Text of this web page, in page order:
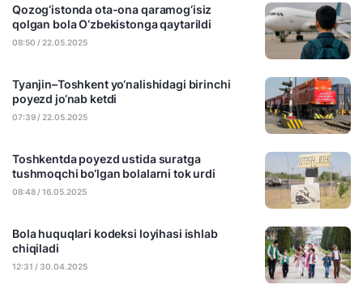
Qozog‘istonda ota-ona qaramog‘isiz
qolgan bola O‘zbekistonga qaytarildi
08:50 / 22.05.2025
Tyanjin–Toshkent yo‘nalishidagi birinchi
poyezd jo‘nab ketdi
07:39 / 22.05.2025
Toshkentda poyezd ustida suratga
tushmoqchi bo‘lgan bolalarni tok urdi
08:48 / 16.05.2025
Bola huquqlari kodeksi loyihasi ishlab
chiqiladi
12:31 / 30.04.2025